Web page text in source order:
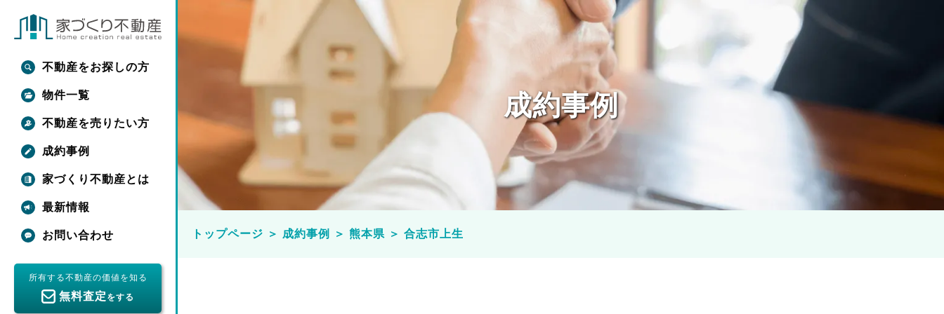
不動産をお探しの方
物件一覧
不動産を売りたい方
成約事例
家づくり不動産とは
最新情報
お問い合わせ
所有する不動産の価値を知る
無料査定 をする
成約事例
トップページ ＞ 成約事例 ＞ 熊本県 ＞ 合志市上生